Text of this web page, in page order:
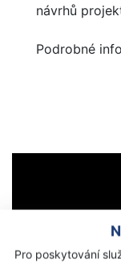
Pro poskytování
návrhů
Podrobné